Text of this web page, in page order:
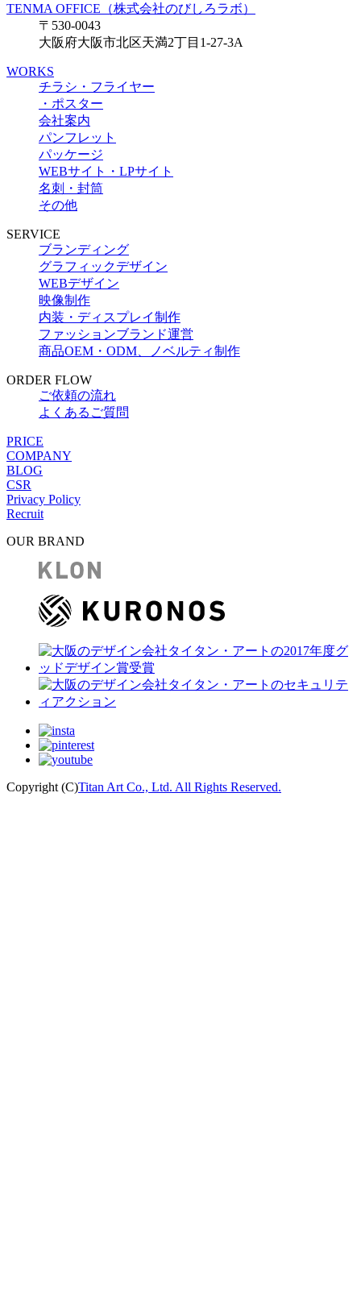
TENMA OFFICE（株式会社のびしろラボ）
〒530-0043
大阪府大阪市北区天満2丁目1-27-3A
WORKS
チラシ・フライヤー
・ポスター
会社案内
パンフレット
パッケージ
WEBサイト・LPサイト
名刺・封筒
その他
SERVICE
ブランディング
グラフィックデザイン
WEBデザイン
映像制作
内装・ディスプレイ制作
ファッションブランド運営
商品OEM・ODM、ノベルティ制作
ORDER FLOW
ご依頼の流れ
よくあるご質問
PRICE
COMPANY
BLOG
CSR
Privacy Policy
Recruit
OUR BRAND
Copyright (C)Titan Art Co., Ltd. All Rights Reserved.